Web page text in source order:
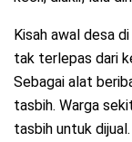
Kisah awal desa
tak terlepas dari
Sebagai alat
tasbih. Warga
tasbih untuk